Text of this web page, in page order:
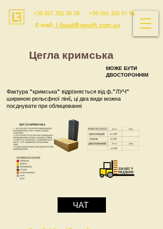
+38 067 382 30 58 +38 066 326 91 96
E-mail: l-fasad@agsoft.com.ua
Цегла кримська
МОЖЕ БУТИ
ДВОСТОРОННІМ
Фактура "кримська" відрізняється від ф."ЛУЧ"
шириною рельєфної лінії, ці два види можна
поєднувати при облицюванні
ЧАТ